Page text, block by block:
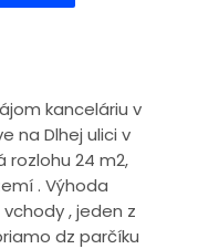
kanceláriu v
na Dlhej ulici v
rozlohu 24 m2,
. Výhoda
, jeden z
dz parčíku